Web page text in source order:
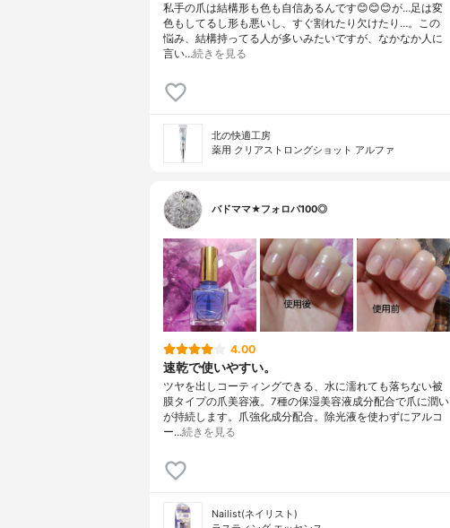
私手の爪は結構形も色も自信あるんです😊😊😊が…足は変
色もしてるし形も悪いし、すぐ割れたり欠けたり…。この
悩み、結構持ってる人が多いみたいですが、なかなか人に
言い…続きを見る
北の快適工房
薬用 クリアストロングショット アルファ
バドママ★フォロバ100◎
4.00
速乾で使いやすい。
ツヤを出しコーティングできる、水に濡れても落ちない被
膜タイプの爪美容液。7種の保湿美容液成分配合で爪に潤い
が持続します。爪強化成分配合。除光液を使わずにアルコ
ー…続きを見る
Nailist(ネイリスト)